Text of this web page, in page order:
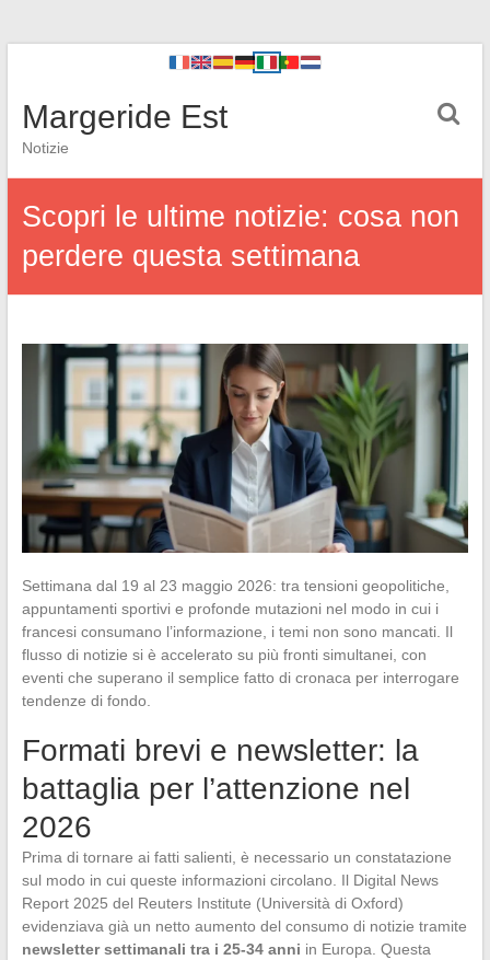
Margeride Est
Notizie
Scopri le ultime notizie: cosa non
perdere questa settimana
Settimana dal 19 al 23 maggio 2026: tra tensioni geopolitiche,
appuntamenti sportivi e profonde mutazioni nel modo in cui i
francesi consumano l’informazione, i temi non sono mancati. Il
flusso di notizie si è accelerato su più fronti simultanei, con
eventi che superano il semplice fatto di cronaca per interrogare
tendenze di fondo.
Formati brevi e newsletter: la
battaglia per l’attenzione nel
2026
Prima di tornare ai fatti salienti, è necessario un constatazione
sul modo in cui queste informazioni circolano. Il Digital News
Report 2025 del Reuters Institute (Università di Oxford)
evidenziava già un netto aumento del consumo di notizie tramite
newsletter settimanali tra i 25-34 anni in Europa. Questa